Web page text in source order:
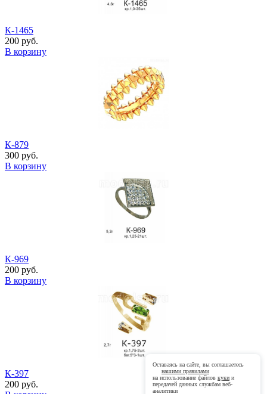
К-1465
200 руб.
В корзину
К-879
300 руб.
В корзину
К-969
200 руб.
В корзину
К-397
200 руб.
Оставаясь на сайте, вы соглашаетесь
нашими правилами
на использование файлов куки и
передачей данных службам веб-
аналитики